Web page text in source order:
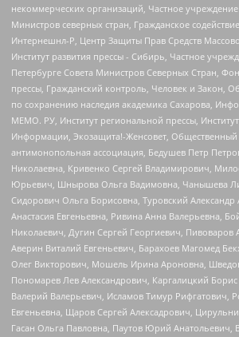
некоммерческих организаций, Частное
Министров северных стран, Гражданское
Интернешнл-Р, Центр Защиты Прав Средств
Институт развития прессы - Сибирь, Частное
Петербурге Совета Министров Северных Стран,
прессы, Гражданский контроль, Человек и Закон,
по сохранению наследия академика Сахарова,
МЕМО. РУ, Институт региональной прессы,
Информации, Экозащита!-Женсовет, Общественный
антимонопольная ассоциация, Бедушев Петр
Николаевна, Кривенко Сергей Владимирович,
Юрьевич, Шнырова Ольга Вадимовна, Чанышева
Сидорович Ольга Борисовна, Туровский Александр
Анастасия Евгеньевна, Ривина Анна Валерьевна,
Николаевич, Дугин Сергей Георгиевич, Пивоваров
Аверин Виталий Евгеньевич, Барахоев Магомед
Олег Викторович, Мошель Ирина Ароновна,
Пономарев Лев Александрович, Каргалицкий
Валерий Валерьевич, Исламов Тимур Рифгатович,
Евгеньевна, Щаров Сергей Алексадрович,
Гасан Ольга Павловна, Паутов Юрий Анатольевич,